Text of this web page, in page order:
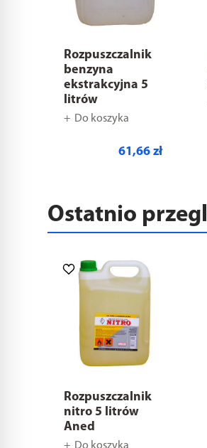
Rozpuszczalnik
benzyna
ekstrakcyjna 5
litrów
Do koszyka
61,66 zł
Ostatnio
Rozpuszczalnik
nitro 5 litrów
Aned